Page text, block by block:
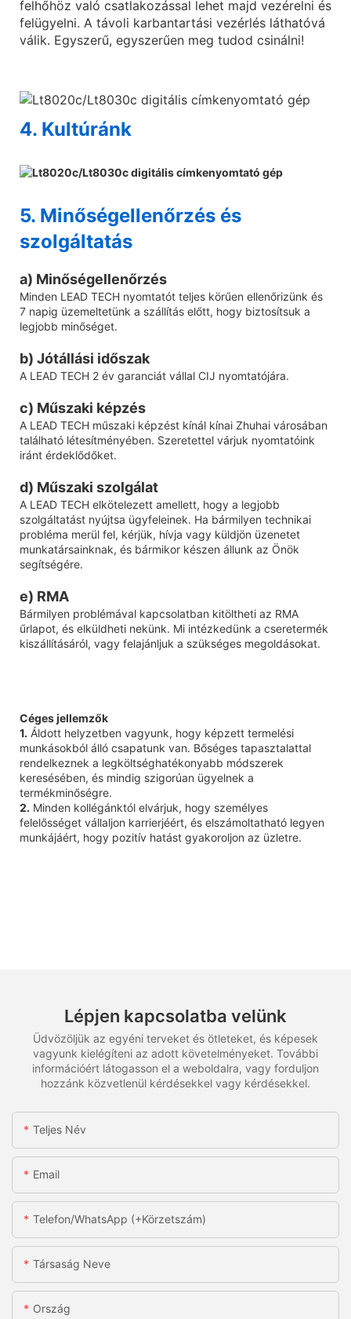
felhőhöz való csatlakozással lehet majd vezérelni és
felügyelni. A távoli karbantartási vezérlés láthatóvá
válik. Egyszerű, egyszerűen meg tudod csinálni!
4. Kultúránk
5. Minőségellenőrzés és
szolgáltatás
a) Minőségellenőrzés
Minden LEAD TECH nyomtatót teljes körűen ellenőrizünk és
7 napig üzemeltetünk a szállítás előtt, hogy biztosítsuk a
legjobb minőséget.
b) Jótállási időszak
A LEAD TECH 2 év garanciát vállal CIJ nyomtatójára.
c) Műszaki képzés
A LEAD TECH műszaki képzést kínál kínai Zhuhai városában
található létesítményében. Szeretettel várjuk nyomtatóink
iránt érdeklődőket.
d) Műszaki szolgálat
A LEAD TECH elkötelezett amellett, hogy a legjobb
szolgáltatást nyújtsa ügyfeleinek. Ha bármilyen technikai
probléma merül fel, kérjük, hívja vagy küldjön üzenetet
munkatársainknak, és bármikor készen állunk az Önök
segítségére.
e) RMA
Bármilyen problémával kapcsolatban kitöltheti az RMA
űrlapot, és elküldheti nekünk. Mi intézkedünk a cseretermék
kiszállításáról, vagy felajánljuk a szükséges megoldásokat.
Céges jellemzők
1. Áldott helyzetben vagyunk, hogy képzett termelési
munkásokból álló csapatunk van. Bőséges tapasztalattal
rendelkeznek a legköltséghatékonyabb módszerek
keresésében, és mindig szigorúan ügyelnek a
termékminőségre.
2. Minden kollégánktól elvárjuk, hogy személyes
felelősséget vállaljon karrierjéért, és elszámoltatható legyen
munkájáért, hogy pozitív hatást gyakoroljon az üzletre.
Lépjen kapcsolatba velünk
Üdvözöljük az egyéni terveket és ötleteket, és képesek
vagyunk kielégíteni az adott követelményeket. További
információért látogasson el a weboldalra, vagy forduljon
hozzánk közvetlenül kérdésekkel vagy kérdésekkel.
Teljes Név
Email
Telefon/WhatsApp (+körzetszám)
Társaság Neve
Ország